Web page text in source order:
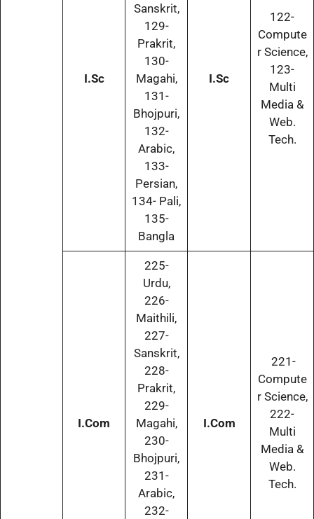
I.Sc
Sanskrit,
129-
Prakrit,
130-
Magahi,
131-
Bhojpuri,
132-
Arabic,
133-
Persian,
134- Pali,
135-
Bangla
I.Sc
122-
Compute
r Science,
123-
Multi
Media &
Web.
Tech.
I.Com
225-
Urdu,
226-
Maithili,
227-
Sanskrit,
228-
Prakrit,
229-
Magahi,
230-
Bhojpuri,
231-
Arabic,
232-
I.Com
221-
Compute
r Science,
222-
Multi
Media &
Web.
Tech.